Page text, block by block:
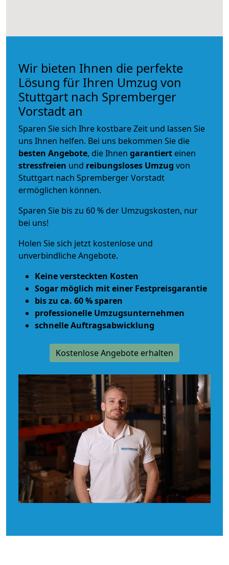
Wir bieten Ihnen die perfekte
Lösung für Ihren Umzug von
Stuttgart nach Spremberger
Vorstadt an
Sparen Sie sich Ihre kostbare Zeit und lassen Sie
uns Ihnen helfen. Bei uns bekommen Sie die
besten Angebote, die Ihnen garantiert einen
stressfreien und reibungsloses Umzug von
Stuttgart nach Spremberger Vorstadt
ermöglichen können.
Sparen Sie bis zu 60 % der Umzugskosten, nur
bei uns!
Holen Sie sich jetzt kostenlose und
unverbindliche Angebote.
Keine versteckten Kosten
Sogar möglich mit einer Festpreisgarantie
bis zu ca. 60 % sparen
professionelle Umzugsunternehmen
schnelle Auftragsabwicklung
Kostenlose Angebote erhalten